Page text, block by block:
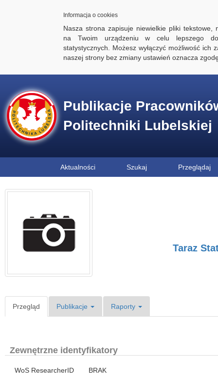
Informacja o cookies
Nasza strona zapisuje niewielkie pliki tekstowe,
na Twoim urządzeniu w celu lepszego
statystycznych. Możesz wyłączyć możliwość ich
naszej strony bez zmiany ustawień oznacza
Publikacje
Politechniki Lubelskiej
Aktualności Szukaj Przeglądaj
Taraz
Przegląd Publikacje Raporty
Zewnętrzne identyfikatory
WoS ResearcherID BRAK